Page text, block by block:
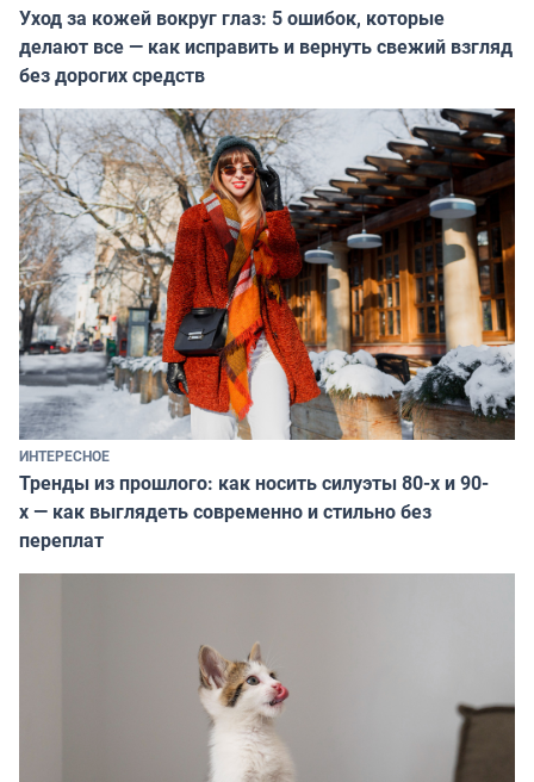
Уход за кожей вокруг глаз: 5 ошибок, которые
делают все — как исправить и вернуть свежий взгляд
без дорогих средств
ИНТЕРЕСНОЕ
Тренды из прошлого: как носить силуэты 80-х и 90-
х — как выглядеть современно и стильно без
переплат